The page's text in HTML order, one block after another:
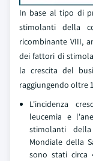
In base al tipo di
stimolanti della
ricombinante VIII,
dei fattori di
la crescita del
raggiungendo oltre
L'incidenza
leucemia e
stimolanti
Mondiale della
sono stati circa